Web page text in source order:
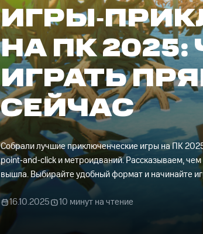
НА ПК 2025:
ИГРАТЬ
СЕЙЧАС
Собрали лучшие приключенческие игры на ПК
point‑and‑click и метроидваний. Рассказываем,
вышла. Выбирайте удобный формат и начинайте
16.10.2025 10 минут на чтение